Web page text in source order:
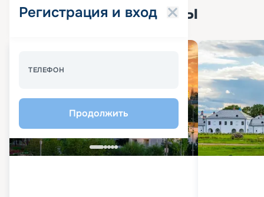
Регистрация и вход
ТЕЛЕФОН
Продолжить
Популярные круизы